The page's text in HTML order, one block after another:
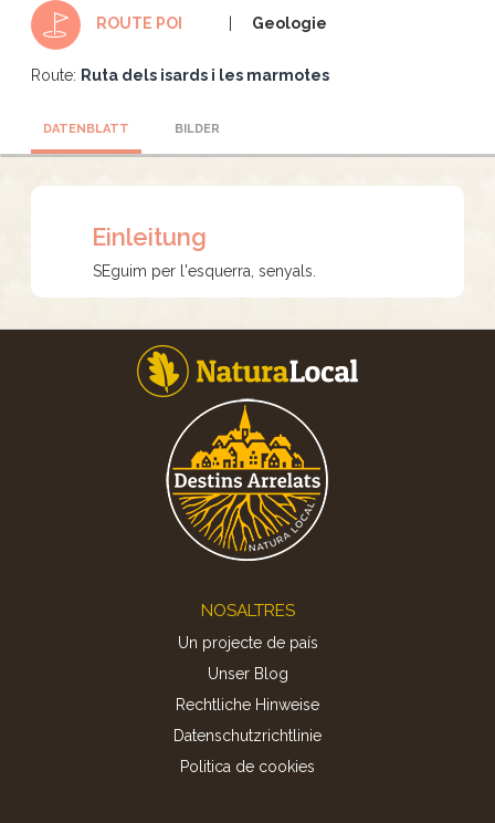
ROUTE POI Geologie
Route: Ruta dels isards i les marmotes
DATENBLATT BILDER
Einleitung
SEguim per l'esquerra, senyals.
NOSALTRES
Un projecte de país
Unser Blog
Rechtliche Hinweise
Datenschutzrichtlinie
Politica de cookies